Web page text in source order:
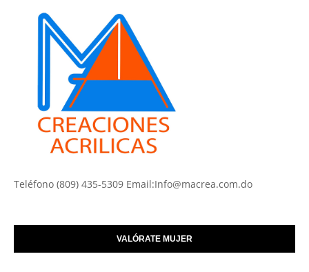
Teléfono (809) 435-5309 Email:Info@macrea.com.do
VALÓRATE MUJER